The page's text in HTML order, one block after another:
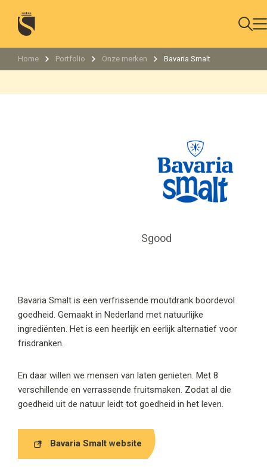
Home Portfolio Onze merken Bavaria Smalt
Sgood
Bavaria Smalt is een verfrissende moutdrank boordevol
goedheid. Gemaakt in Nederland met natuurlijke
ingrediënten. Het is een heerlijk en eerlijk alternatief voor
frisdranken.
En daar willen we mensen van laten genieten. Met 8
verschillende en verrassende fruitsmaken. Zodat al die
goedheid uit de natuur leidt tot goedheid in het leven.
Bavaria Smalt website